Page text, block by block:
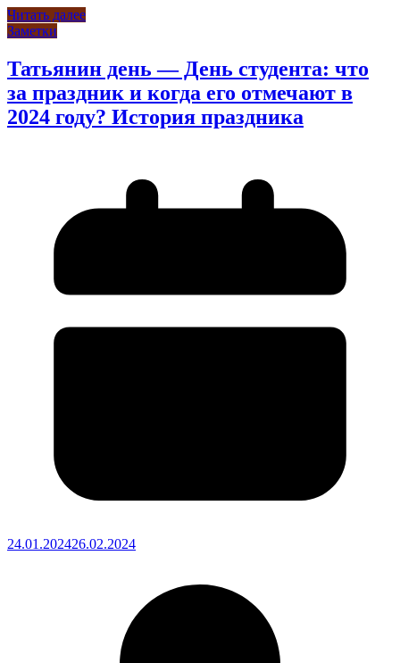
Читать далее
Заметки
Татьянин день — День студента: что
за праздник и когда его отмечают в
2024 году? История праздника
24.01.202426.02.2024